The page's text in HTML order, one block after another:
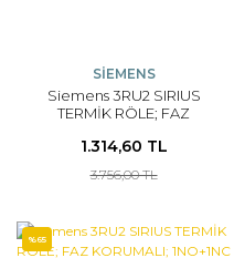
SİEMENS
Siemens 3RU2 SIRIUS
TERMİK RÖLE; FAZ
YARDIMCI KONTAKLI 5;5-
8A; BOY S00
1.314,60 TL
3.756,00 TL
%65